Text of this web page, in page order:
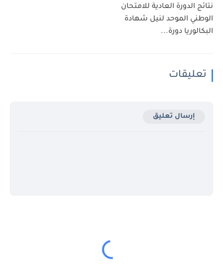
نتائج الدورة العادية للامتحان
الوطني الموحد لنيل شهادة
البكالوريا دورة...
تعليقات
إرسال تعليق